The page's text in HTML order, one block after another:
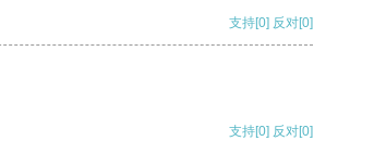
支持[0] 反对[0]
支持[0] 反对[0]